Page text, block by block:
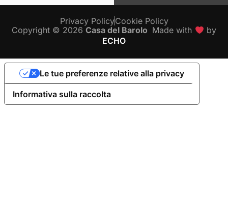
Copyright © 2026Casa del Barolo Made with
by
ECHO
Privacy PolicyCookie Policy
Informativa sulla raccolta
Le tue preferenze relative alla privacy